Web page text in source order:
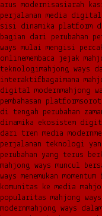
arus modernisasiarah
perjalanan media
sisi dinamika platform
bagian dari perubahan
ways mulai mengisi
onlinemembaca jejak
teknologimahjong ways
interaktifbagaimana
digital modernmahjong
pembahasan platform
di tengah perubahan
dinamika ekosistem
dari tren media modern
perjalanan teknologi
perubahan yang terus
mahjong ways muncul
ways menemukan
komunitas ke media
popularitas mahjong
modernmahjong ways